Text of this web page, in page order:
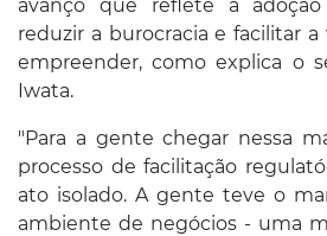
avanço que reflete a
reduzir a burocracia e facilitar
empreender, como explica o
Iwata.
"Para a gente chegar nessa
processo de facilitação
ato isolado. A gente teve o
ambiente de negócios - uma